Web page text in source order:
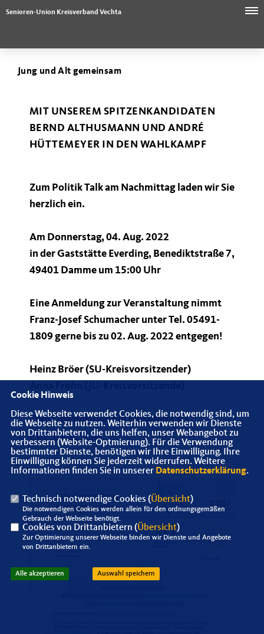
Senioren-Union Kreisverband Vechta
Jung und Alt gemeinsam
MIT UNSEREM SPITZENKANDIDATEN
BERND ALTHUSMANN UND ANDRÉ
HÜTTEMEYER IN DEN WAHLKAMPF
Zum Politik Talk am Nachmittag laden wir Sie
herzlich ein.
Am Donnerstag, 04. Aug. 2022
in der Gaststätte Everding, Benediktstraße 7,
49401 Damme um 15:00 Uhr
Eine Anmeldung zur Veranstaltung nimmt
Franz-Josef Schumacher unter Tel. 05491-
1809 gerne bis zu 02. Aug. 2022 entgegen!
Heinz Bröer (SU-Kreisvorsitzender)
Zum Downloaden die Einladung als
PDF-Datei - hier
Cookie Hinweis
Diese Webseite verwendet Cookies, die notwendig sind, um
die Webseite zu nutzen. Weiterhin verwenden wir Dienste
von Drittanbietern, die uns helfen, unser Webangebot zu
verbessern (Website-Optmierung). Für die Verwendung
bestimmter Dienste, benötigen wir Ihre Einwilligung. Ihre
Einwilligung können Sie jederzeit widerrufen. Weitere
Informationen finden Sie in unserer Datenschutzerklärung.
Technisch notwendige Cookies (Übersicht)
Die notwendigen Cookies werden allein für den ordnungsgemäßen
Gebrauch der Webseite benötigt.
Cookies von Drittanbietern (Übersicht)
Zur Optimierung unserer Webseite binden wir Dienste und Angebote
von Drittanbietern ein.
Alle akzeptieren Auswahl speichern